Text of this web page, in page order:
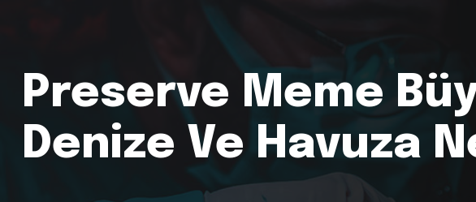
Preserve Meme
Denize Ve Havuza